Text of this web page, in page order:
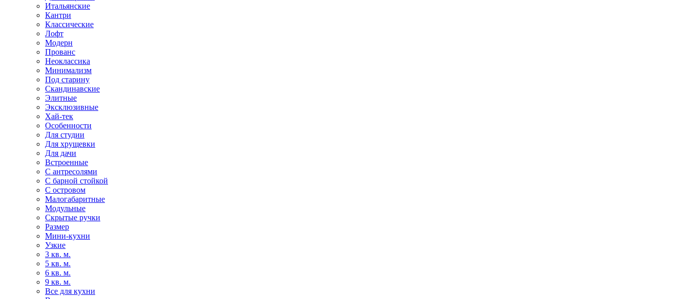
Итальянские
Кантри
Классические
Лофт
Модерн
Прованс
Неоклассика
Минимализм
Под старину
Скандинавские
Элитные
Эксклюзивные
Хай-тек
Особенности
Для студии
Для хрущевки
Для дачи
Встроенные
С антресолями
С барной стойкой
С островом
Малогабаритные
Модульные
Скрытые ручки
Размер
Мини-кухни
Узкие
3 кв. м.
5 кв. м.
6 кв. м.
9 кв. м.
Все для кухни